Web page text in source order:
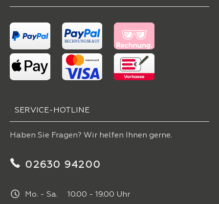
SERVICE-HOTLINE
Haben Sie Fragen? Wir helfen Ihnen gerne.
02630 94200
Mo. - Sa. 10.00 - 19.00 Uhr